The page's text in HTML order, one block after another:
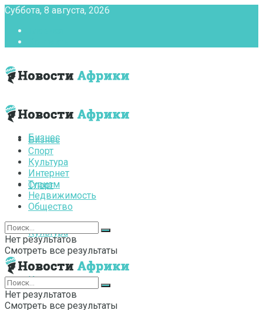
Суббота, 8 августа, 2026
Бизнес
Спорт
Культура
Интернет
Бизнес
Спорт
Культура
Интернет
Туризм
Недвижимость
Общество
Нет результатов
Смотреть все результаты
Нет результатов
Смотреть все результаты